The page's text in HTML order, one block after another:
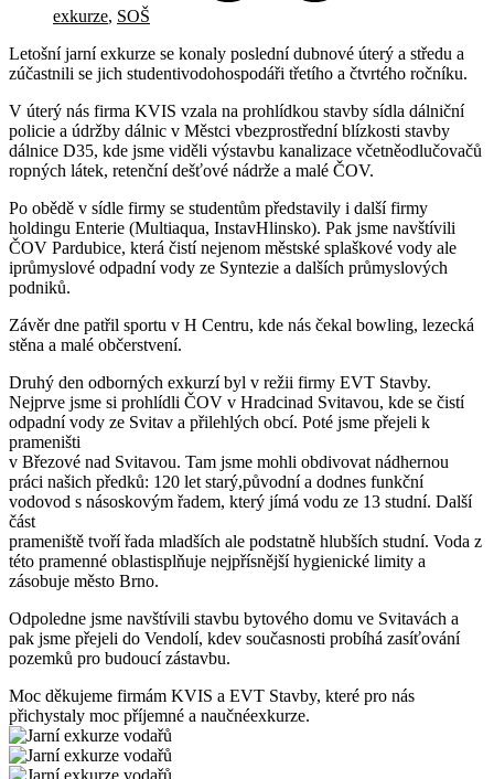
exkurze, SOŠ
Letošní jarní exkurze se konaly poslední dubnové úterý a středu a
zúčastnili se jich studentivodohospodáři třetího a čtvrtého ročníku.
V úterý nás firma KVIS vzala na prohlídkou stavby sídla dálniční
policie a údržby dálnic v Městci vbezprostřední blízkosti stavby
dálnice D35, kde jsme viděli výstavbu kanalizace včetněodlučovačů
ropných látek, retenční dešťové nádrže a malé ČOV.
Po obědě v sídle firmy se studentům představily i další firmy
holdingu Enterie (Multiaqua, InstavHlinsko). Pak jsme navštívili
ČOV Pardubice, která čistí nejenom městské splaškové vody ale
iprůmyslové odpadní vody ze Syntezie a dalších průmyslových
podniků.
Závěr dne patřil sportu v H Centru, kde nás čekal bowling, lezecká
stěna a malé občerstvení.
Druhý den odborných exkurzí byl v režii firmy EVT Stavby.
Nejprve jsme si prohlídli ČOV v Hradcinad Svitavou, kde se čistí
odpadní vody ze Svitav a přilehlých obcí. Poté jsme přejeli k
prameništi
v Březové nad Svitavou. Tam jsme mohli obdivovat nádhernou
práci našich předků: 120 let starý,původní a dodnes funkční
vodovod s násoskovým řadem, který jímá vodu ze 13 studní. Další
část
prameniště tvoří řada mladších ale podstatně hlubších studní. Voda z
této pramenné oblastisplňuje nejpřísnější hygienické limity a
zásobuje město Brno.
Odpoledne jsme navštívili stavbu bytového domu ve Svitavách a
pak jsme přejeli do Vendolí, kdev současnosti probíhá zasíťování
pozemků pro budoucí zástavbu.
Moc děkujeme firmám KVIS a EVT Stavby, které pro nás
přichystaly moc příjemné a naučnéexkurze.